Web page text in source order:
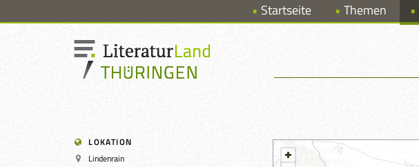
Startseite Themen
LOKATION
Lindenrain